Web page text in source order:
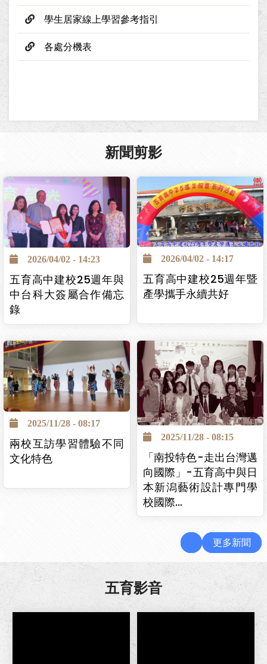
學生居家線上學習參考指引
各處分機表
新聞剪影
2026/04/02 - 14:23
五育高中建校25週年與
中台科大簽屬合作備忘
錄
2026/04/02 - 14:17
五育高中建校25週年暨
產學攜手永續共好
2025/11/28 - 08:17
兩校互訪學習體驗不同
文化特色
2025/11/28 - 08:15
「南投特色-走出台灣邁
向國際」-五育高中與日
本新潟藝術設計專門學
校國際…
更多新聞
五育影音